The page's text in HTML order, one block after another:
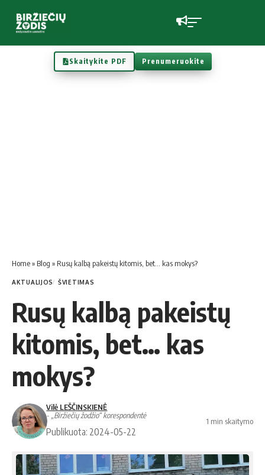
Skaitykite PDF Prenumeruokite
Home» Blog » Rusų kalbą pakeistų kitomis, bet… kas mokys?
AKTUALIJOS ŠVIETIMAS
Rusų kalbą pakeistų
kitomis, bet… kas
mokys?
Vilė LEŠČINSKIENĖ
- „Biržiečių žodžio“ korespondentė
Publikuota: 2024-05-22
1 min skaitymo